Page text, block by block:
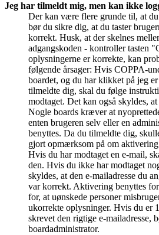
Jeg har tilmeldt mig, men kan ikke
Der kan være flere grunde til, at
bør du sikre dig, at du taster
korrekt. Husk, at der skelnes
adgangskoden - kontroller tasten
oplysningerne er korrekte, kan
følgende årsager: Hvis COPPA-
boardet, og du har klikket på jeg
tilmeldte dig, skal du følge
modtaget. Det kan også skyldes,
Nogle boards kræver at
enten brugeren selv eller en
benyttes. Da du tilmeldte dig,
gjort opmærksom på om
Hvis du har modtaget en e-mail,
den. Hvis du ikke har modtaget
skyldes, at den e-mailadresse du
var korrekt. Aktivering benyttes
for, at uønskede personer
ukorrekte oplysninger. Hvis du er
skrevet den rigtige e-mailadresse,
boardadministrator.